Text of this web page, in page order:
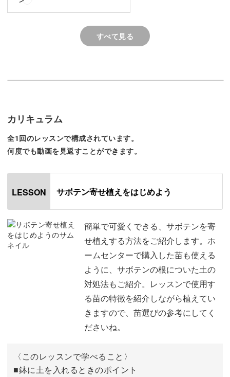
◆サボテンを植える手順
ーしていきます。
根についた土の対処法もご紹介。
レッスンで使用する苗の特徴を紹介しながら植えていきま
すので、苗選びの参考にしてくださいね。
レッスンと同じ苗を使っても可愛いですし、お好みの苗で
自由にアレンジすることもできますよ。
可愛く仕上げる飾りつけの方法もレッスンしますので、寄
せ植えの仕上げに活用してくださいね♪
寄せ植えしたサボテンを育てていくために、お水をあげる
方法やタイミングもレクチャー。
すべて見る
カリキュラム
全1回のレッスンで構成されています。
何度でも動画を見返すことができます。
LESSON サボテン寄せ植えをはじめよう
簡単で可愛くできる、サボテンを寄
せ植えする方法をご紹介します。ホ
ームセンターで購入した苗も使える
ように、サボテンの根についた土の
対処法もご紹介。レッスンで使用す
る苗の特徴を紹介しながら植えてい
きますので、苗選びの参考にしてく
ださいね。
〈このレッスンで学べること〉
■鉢に土を入れるときのポイント